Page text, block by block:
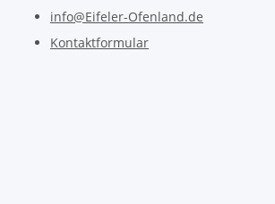
info@Eifeler-Ofenland.de
Kontaktformular